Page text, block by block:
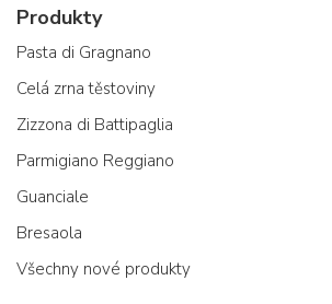
Produkty
Pasta di Gragnano
Celá zrna těstoviny
Zizzona di Battipaglia
Parmigiano Reggiano
Guanciale
Bresaola
Všechny nové produkty